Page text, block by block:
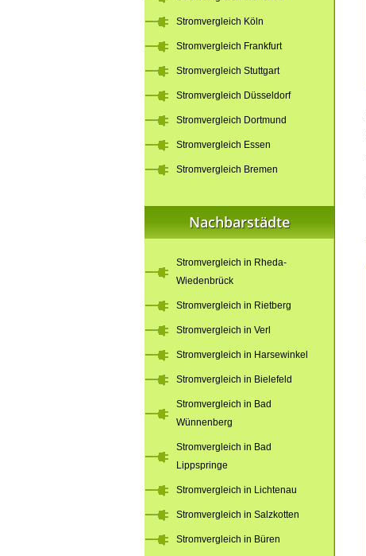
Stromvergleich Köln
Stromvergleich Frankfurt
Stromvergleich Stuttgart
Stromvergleich Düsseldorf
Stromvergleich Dortmund
Stromvergleich Essen
Stromvergleich Bremen
Nachbarstädte
Stromvergleich in Rheda-
Wiedenbrück
Stromvergleich in Rietberg
Stromvergleich in Verl
Stromvergleich in Harsewinkel
Stromvergleich in Bielefeld
Stromvergleich in Bad
Wünnenberg
Stromvergleich in Bad
Lippspringe
Stromvergleich in Lichtenau
Stromvergleich in Salzkotten
Stromvergleich in Büren